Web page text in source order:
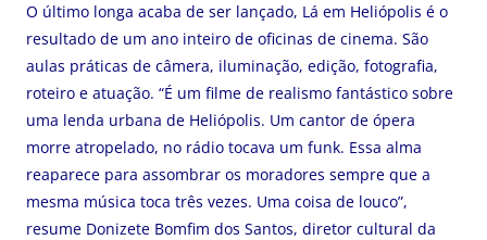
O último longa acaba de ser lançado, Lá em Heliópolis é o
resultado de um ano inteiro de oficinas de cinema. São
aulas práticas de câmera, iluminação, edição, fotografia,
roteiro e atuação. “É um filme de realismo fantástico sobre
uma lenda urbana de Heliópolis. Um cantor de ópera
morre atropelado, no rádio tocava um funk. Essa alma
reaparece para assombrar os moradores sempre que a
mesma música toca três vezes. Uma coisa de louco”,
resume Donizete Bomfim dos Santos, diretor cultural da